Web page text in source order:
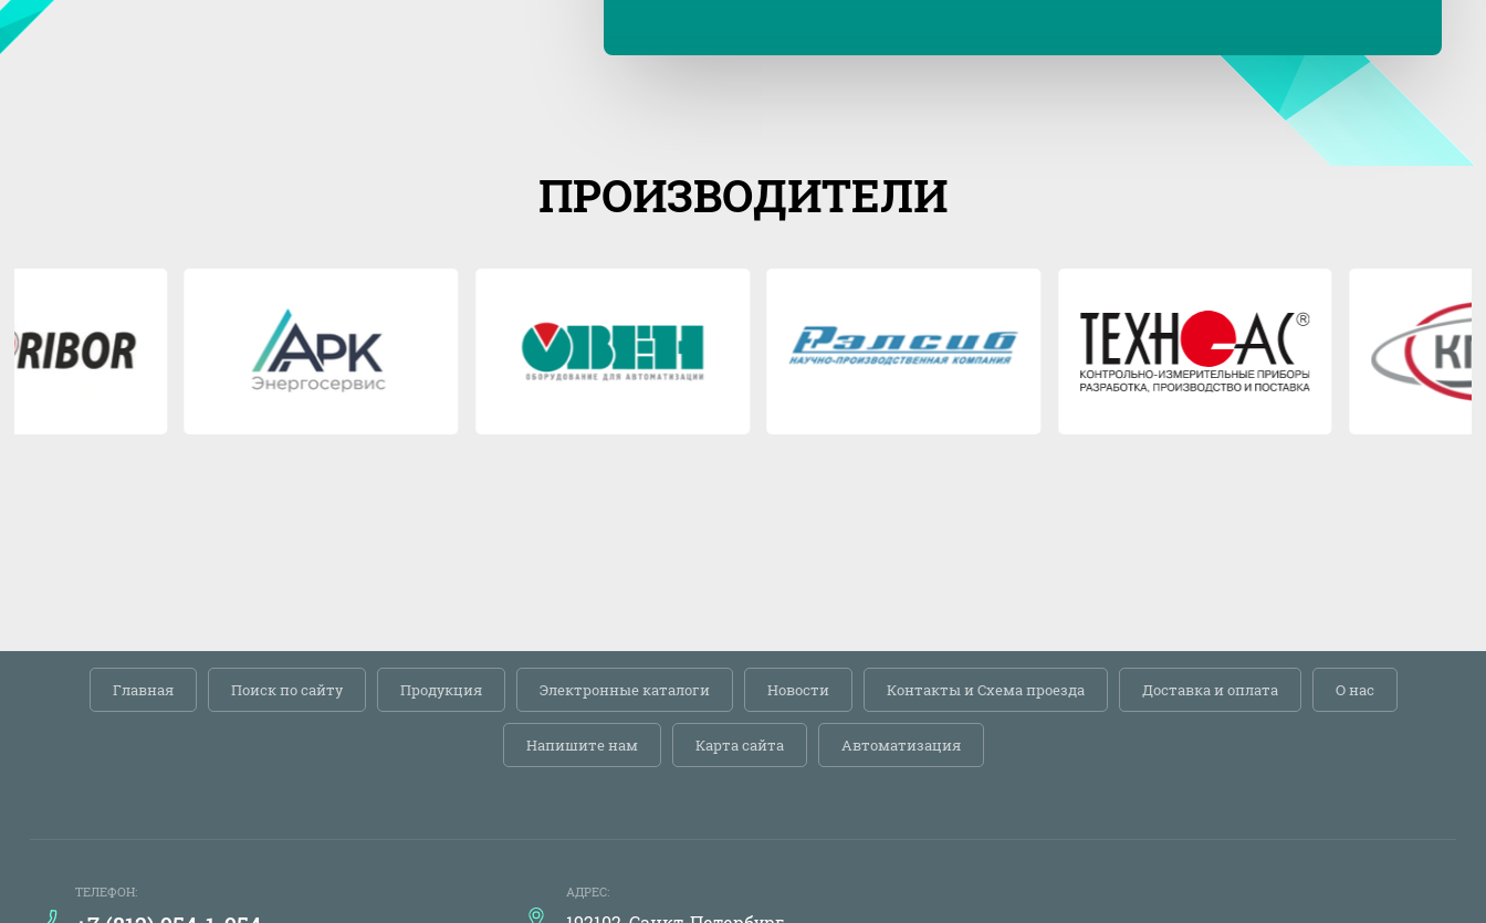
ПРОИЗВОДИТЕЛИ
Главная Поиск по сайту Продукция Электронные каталоги Новости Контакты и Схема проезда Доставка и оплата О нас
Напишите нам Карта сайта Автоматизация
ТЕЛЕФОН: АДРЕС: